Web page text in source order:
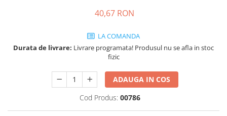
40,67 RON
LA COMANDA
Durata de livrare: Livrare programata! Produsul nu se afla in stoc
fizic
ADAUGA IN COS
Cod Produs: 00786